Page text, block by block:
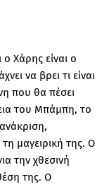
Χάρης είναι ο
να βρει τι είναι
που θα πέσει
του Μπάμπη, το
μαγειρική της. Ο
την χθεσινή
της. Ο